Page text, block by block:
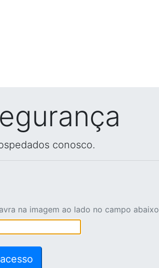
conosco.
na imagem ao lado no campo abaixo